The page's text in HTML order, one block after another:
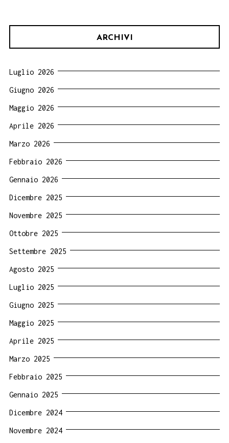
ARCHIVI
Luglio 2026
Giugno 2026
Maggio 2026
Aprile 2026
Marzo 2026
Febbraio 2026
Gennaio 2026
Dicembre 2025
Novembre 2025
Ottobre 2025
Settembre 2025
Agosto 2025
Luglio 2025
Giugno 2025
Maggio 2025
Aprile 2025
Marzo 2025
Febbraio 2025
Gennaio 2025
Dicembre 2024
Novembre 2024